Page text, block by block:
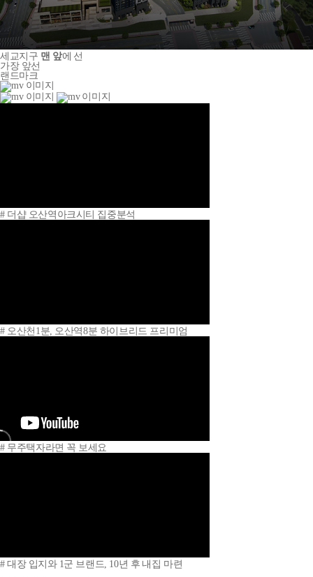
세교지구 맨 앞에 선
가장 앞선
랜드마크
# 더샵 오산역아크시티 집중분석
# 오산천1분, 오산역8분 하이브리드 프리미엄
# 무주택자라면 꼭 보세요
# 대장 입지와 1군 브랜드, 10년 후 내집 마련